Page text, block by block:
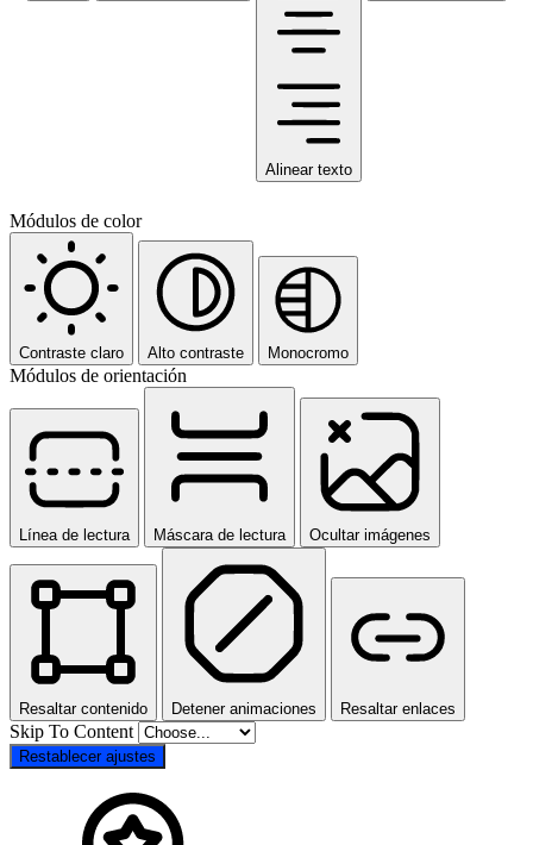
Alinear texto
Módulos de color
Contraste claro Alto contraste Monocromo
Módulos de orientación
Línea de lectura Máscara de lectura Ocultar imágenes
Resaltar contenido Detener animaciones Resaltar enlaces
Skip To Content
Restablecer ajustes